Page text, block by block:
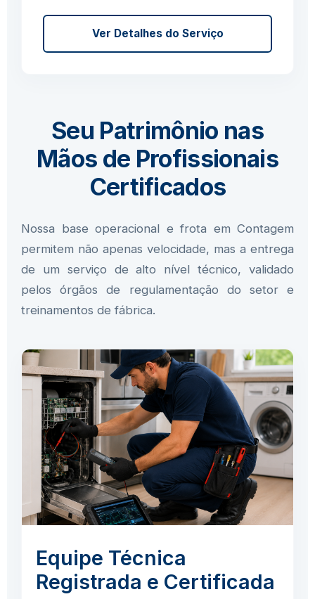
Ver Detalhes do Serviço
Seu Patrimônio nas
Mãos de Profissionais
Certificados
Nossa base operacional e frota em Contagem
permitem não apenas velocidade, mas a entrega
de um serviço de alto nível técnico, validado
pelos órgãos de regulamentação do setor e
treinamentos de fábrica.
Equipe Técnica
Registrada e Certificada